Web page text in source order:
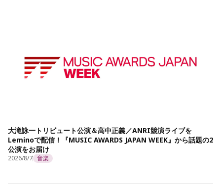
大滝詠一トリビュート公演＆高中正義／ANRI競演ライブを
Leminoで配信！『MUSIC AWARDS JAPAN WEEK』から話題の2
公演をお届け
2026/8/7 音楽